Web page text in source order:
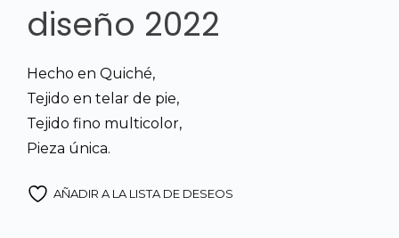
diseño 2022
Hecho en Quiché,
Tejido en telar de pie,
Tejido fino multicolor,
Pieza única.
AÑADIR A LA LISTA DE DESEOS